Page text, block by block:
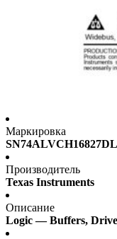
Маркировка
SN74ALVCH16827DL
Производитель
Texas Instruments
Описание
Logic — Buffers,